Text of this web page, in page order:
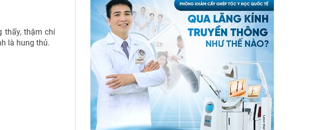
thấy, thậm chí
là hung thủ.